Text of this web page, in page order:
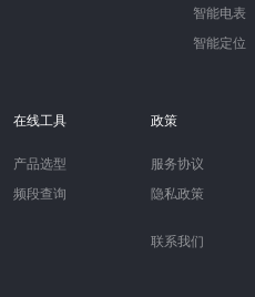
智能电表
智能定位
在线工具
产品选型
频段查询
政策
服务协议
隐私政策
联系我们